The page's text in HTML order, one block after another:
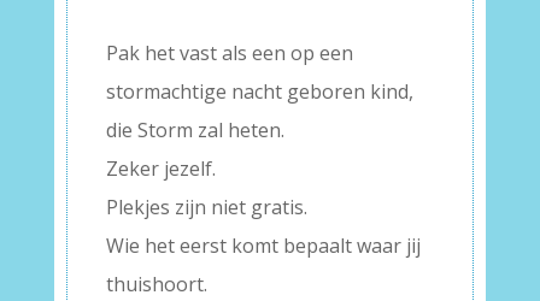
Pak het vast als een op een
stormachtige nacht geboren kind,
die Storm zal heten.
Zeker jezelf.
Plekjes zijn niet gratis.
Wie het eerst komt bepaalt waar jij
thuishoort.